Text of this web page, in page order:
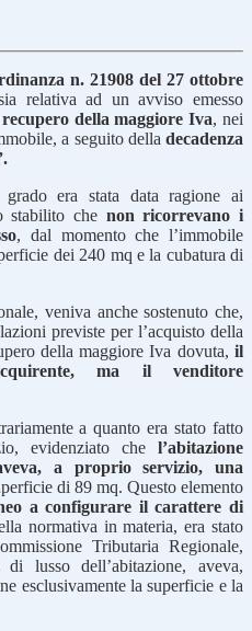
n. 21908 del 27 ottobre
relativa ad un avviso emesso
recupero della maggiore Iva, nei
a seguito della decadenza
era stata data ragione ai
stabilito che non ricorrevano i
, dal momento che l’immobile
dei 240 mq e la cubatura di
veniva anche sostenuto che,
previste per l’acquisto della
della maggiore Iva dovuta, il
ma il venditore
a quanto era stato fatto
evidenziato che l’abitazione
a proprio servizio, una
di 89 mq. Questo elemento
a configurare il carattere di
normativa in materia, era stato
Tributaria Regionale,
lusso dell’abitazione, aveva,
esclusivamente la superficie e la